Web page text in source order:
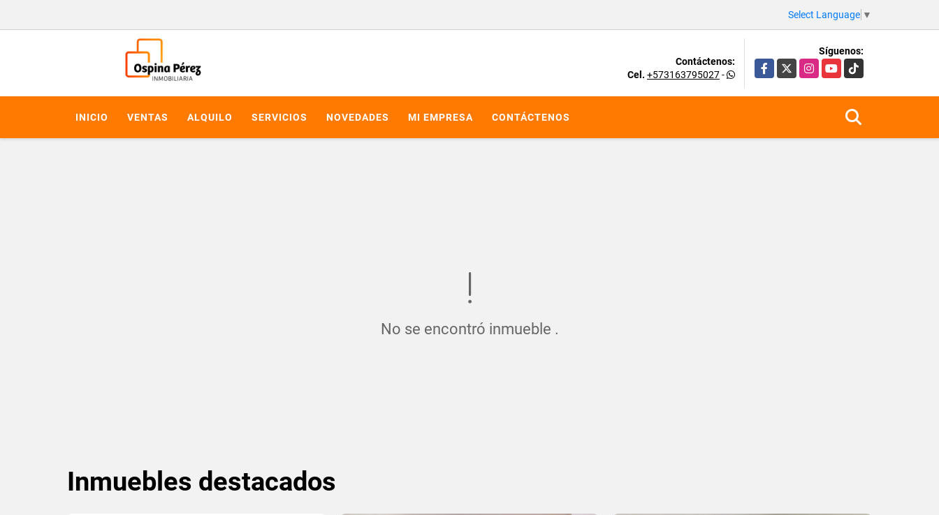
Select Language ▼
Contáctenos:
Cel. +573163795027-
Síguenos:
Facebook
X InstagramYouTubeTikTok
INICIO VENTAS ALQUILO SERVICIOS NOVEDADES MI EMPRESA CONTÁCTENOS
No se encontró inmueble .
Inmuebles destacados